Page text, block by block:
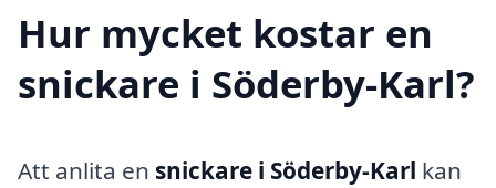
Hur mycket kostar en
snickare i Söderby-Karl?
Att anlita en snickare i Söderby-Karl kan